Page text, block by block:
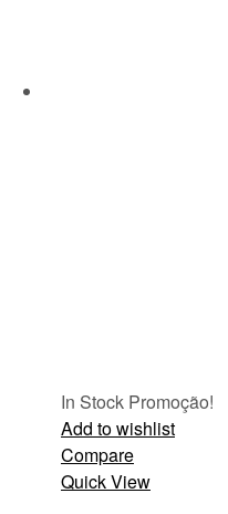
In Stock Promoção!
Add to wishlist
Compare
Quick View